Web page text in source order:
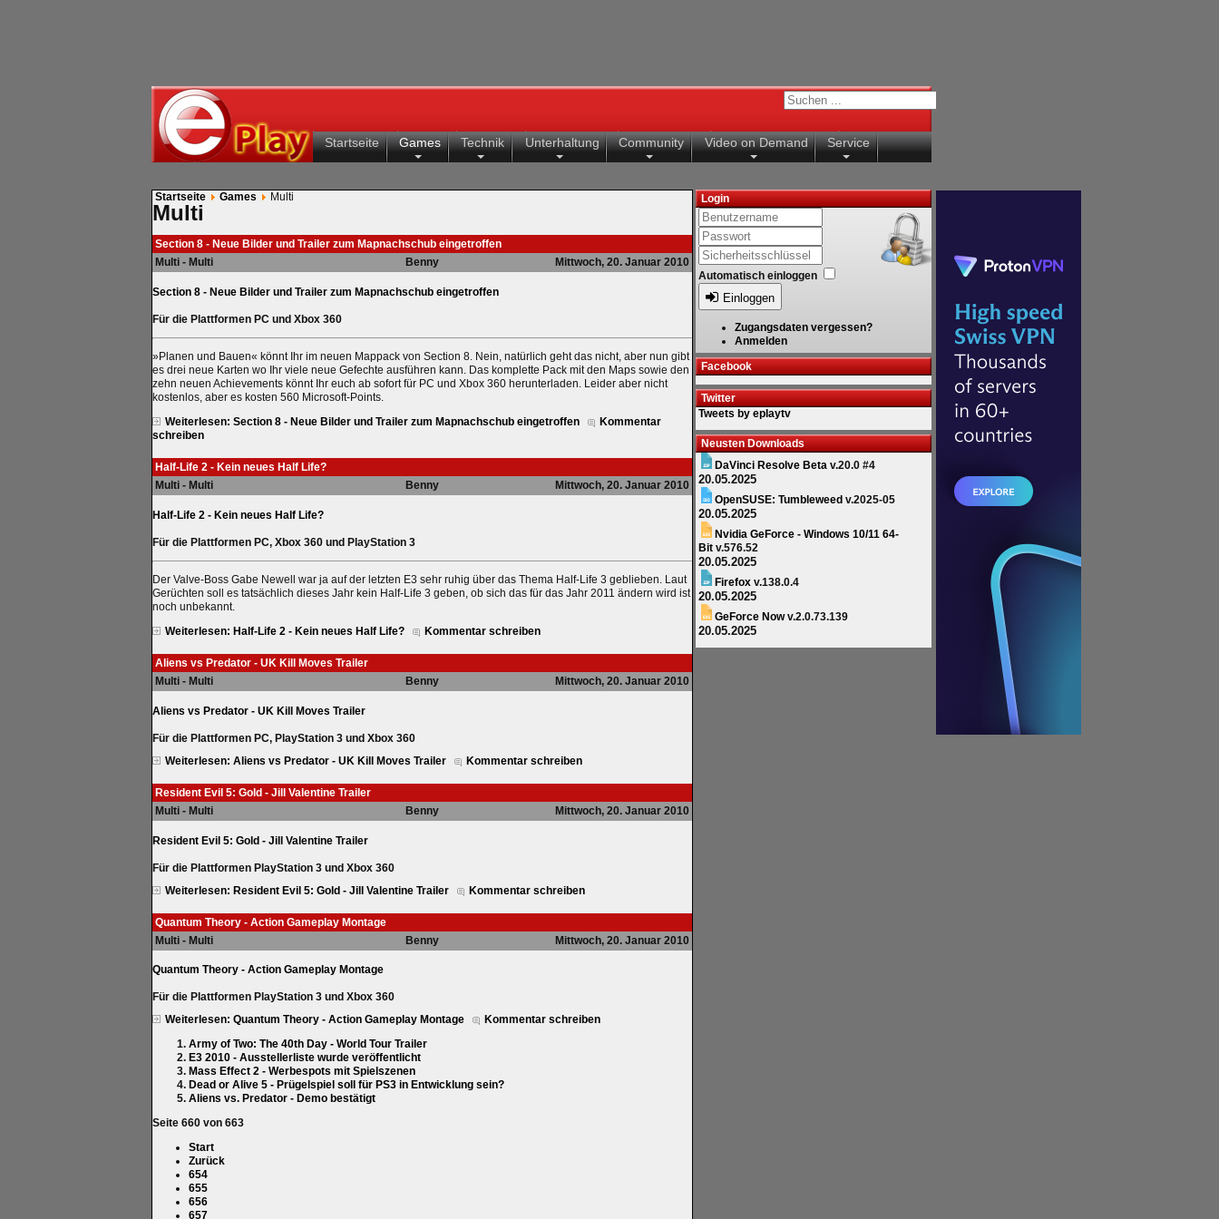
Startseite Games Technik Unterhaltung Community Video on Demand Service
Startseite Games Multi
Multi
Section 8 - Neue Bilder und Trailer zum Mapnachschub eingetroffen
Multi - Multi
Benny Mittwoch, 20. Januar 2010
Section 8 - Neue Bilder und Trailer zum Mapnachschub eingetroffen
Für die Plattformen PC und Xbox 360
»Planen und Bauen« könnt Ihr im neuen Mappack von Section 8. Nein, natürlich geht das nicht, aber nun gibt
es drei neue Karten wo Ihr viele neue Gefechte ausführen kann. Das komplette Pack mit den Maps sowie den
zehn neuen Achievements könnt Ihr euch ab sofort für PC und Xbox 360 herunterladen. Leider aber nicht
kostenlos, aber es kosten 560 Microsoft-Points.
Weiterlesen: Section 8 - Neue Bilder und Trailer zum Mapnachschub eingetroffen
Kommentar
schreiben
Half-Life 2 - Kein neues Half Life?
Multi - Multi
Benny Mittwoch, 20. Januar 2010
Half-Life 2 - Kein neues Half Life?
Für die Plattformen PC, Xbox 360 und PlayStation 3
Der Valve-Boss Gabe Newell war ja auf der letzten E3 sehr ruhig über das Thema Half-Life 3 geblieben. Laut
Gerüchten soll es tatsächlich dieses Jahr kein Half-Life 3 geben, ob sich das für das Jahr 2011 ändern wird ist
noch unbekannt.
Weiterlesen: Half-Life 2 - Kein neues Half Life?
Kommentar schreiben
Aliens vs Predator - UK Kill Moves Trailer
Multi - Multi
Benny Mittwoch, 20. Januar 2010
Aliens vs Predator - UK Kill Moves Trailer
Für die Plattformen PC, PlayStation 3 und Xbox 360
Weiterlesen: Aliens vs Predator - UK Kill Moves Trailer
Kommentar schreiben
Resident Evil 5: Gold - Jill Valentine Trailer
Multi - Multi
Benny Mittwoch, 20. Januar 2010
Resident Evil 5: Gold - Jill Valentine Trailer
Für die Plattformen PlayStation 3 und Xbox 360
Weiterlesen: Resident Evil 5: Gold - Jill Valentine Trailer
Kommentar schreiben
Quantum Theory - Action Gameplay Montage
Multi - Multi
Benny Mittwoch, 20. Januar 2010
Quantum Theory - Action Gameplay Montage
Für die Plattformen PlayStation 3 und Xbox 360
Weiterlesen: Quantum Theory - Action Gameplay Montage
Kommentar schreiben
Army of Two: The 40th Day - World Tour Trailer
E3 2010 - Ausstellerliste wurde veröffentlicht
Mass Effect 2 - Werbespots mit Spielszenen
Dead or Alive 5 - Prügelspiel soll für PS3 in Entwicklung sein?
Aliens vs. Predator - Demo bestätigt
Seite 660 von 663
Start
Zurück
654
655
656
657
Login
Automatisch einloggen
Einloggen
Zugangsdaten vergessen?
Anmelden
Facebook
Twitter
Tweets by eplaytv
Neusten Downloads
DaVinci Resolve Beta v.20.0 #4
20.05.2025
OpenSUSE: Tumbleweed v.2025-05
20.05.2025
Nvidia GeForce - Windows 10/11 64-
Bit v.576.52
20.05.2025
Firefox v.138.0.4
20.05.2025
GeForce Nowv.2.0.73.139
20.05.2025